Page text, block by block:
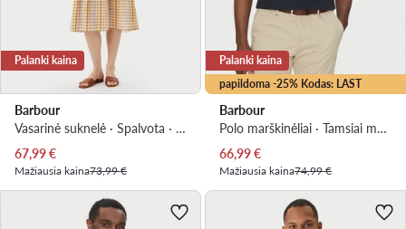
Palanki kaina
Barbour
Vasarinė suknelė · Spalvota · Midi
Dabartinė kaina
67,99€
Mažiausia kaina73,99 €
papildoma -25% Kodas: LAST
Palanki kaina
Barbour
Polo marškinėliai · Tamsiai mėlyna
Dabartinė kaina
66,99€
Mažiausia kaina74,99 €